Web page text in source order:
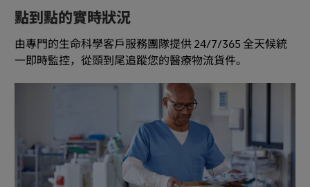
點到點的實時狀況
由專門的生命科學客戶服務團隊提供 24/7/365 全天候統
一即時監控，從頭到尾追蹤您的醫療物流貨件。